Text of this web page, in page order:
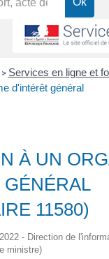
> Services en ligne et
d'intérêt général
À UN
11580)
- Direction de
ministre)